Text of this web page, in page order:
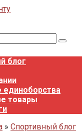
блог
единоборства
товары
» Спортивный блог